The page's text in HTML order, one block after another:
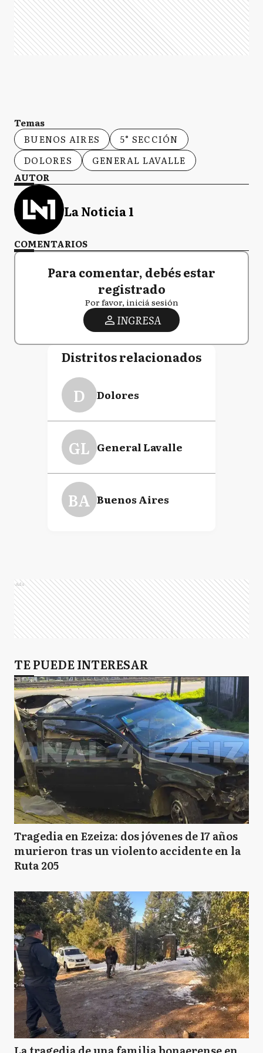
Temas
BUENOS AIRES
5° SECCIÓN
DOLORES
GENERAL LAVALLE
AUTOR
La Noticia 1
COMENTARIOS
Para comentar, debés estar
registrado
Por favor, iniciá sesión
INGRESA
Distritos relacionados
D Dolores
GL General Lavalle
BA Buenos Aires
Ads
TE PUEDE INTERESAR
Tragedia en Ezeiza: dos jóvenes de 17 años
murieron tras un violento accidente en la
Ruta 205